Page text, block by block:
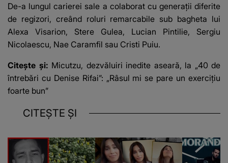
De-a lungul carierei sale a colaborat cu generații diferite
de regizori, creând roluri remarcabile sub bagheta lui
Alexa Visarion, Stere Gulea, Lucian Pintilie, Sergiu
Nicolaescu, Nae Caramfil sau Cristi Puiu.
Citește și: Micutzu, dezvăluiri inedite aseară, la „40 de
întrebări cu Denise Rifai”: „Râsul mi se pare un exercițiu
foarte bun”
CITEȘTE ȘI